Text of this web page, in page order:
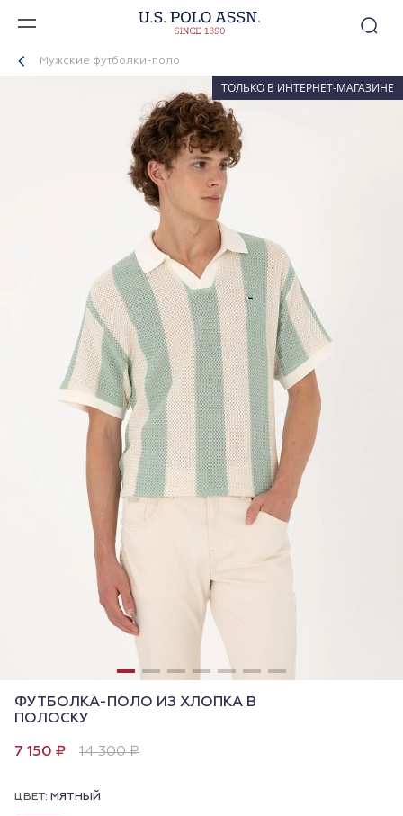
Мужские футболки-поло
ТОЛЬКО В ИНТЕРНЕТ-МАГАЗИНЕ
ФУТБОЛКА-ПОЛО ИЗ ХЛОПКА В
ПОЛОСКУ
7 150 ₽ 14 300 ₽
ЦВЕТ: МЯТНЫЙ